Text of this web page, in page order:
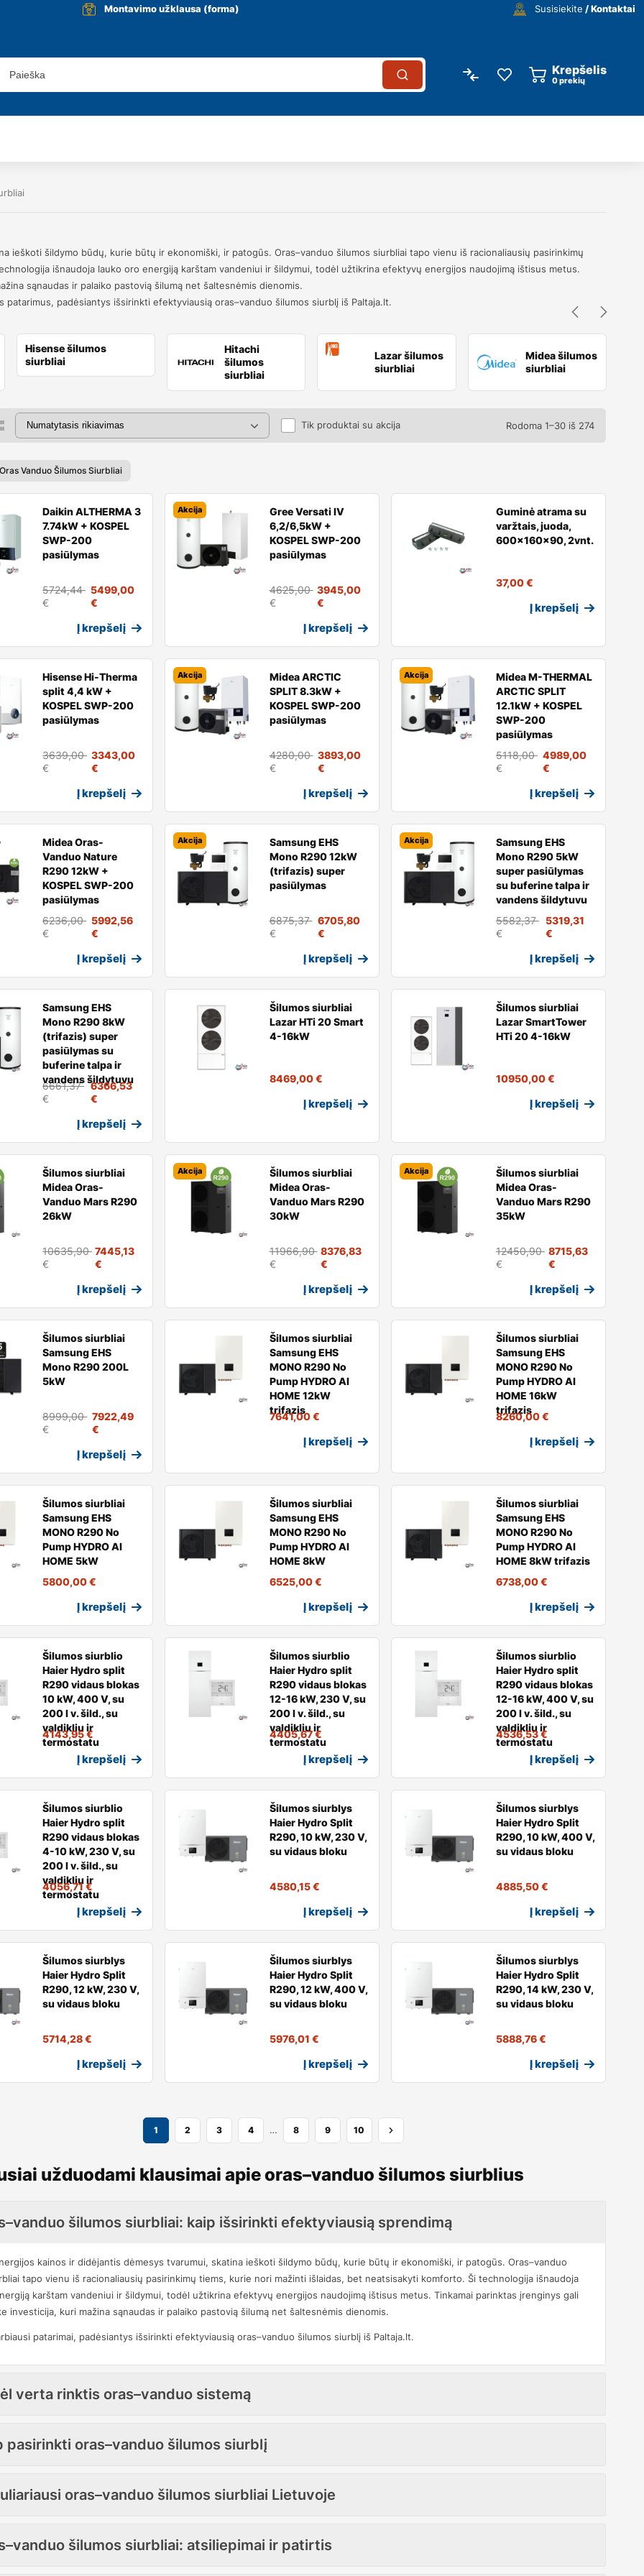
Montavimo užklausa (forma) Susisiekite / Kontaktai
Krepšelis
0prekių
ieškoti šildymo būdų, kurie būtų ir ekonomiški, ir patogūs. Oras–vanduo šilumos siurbliai tapo vienu iš racionaliausių pasirinkimų
išnaudoja lauko oro energiją karštam vandeniui ir šildymui, todėl užtikrina efektyvų energijos naudojimą ištisus metus.
sąnaudas ir palaiko pastovią šilumą net šaltesnėmis dienomis.
padėsiantys išsirinkti efektyviausią oras–vanduo šilumos siurblį iš Paltaja.lt.
Hisense šilumos
siurbliai
Hitachi
šilumos
siurbliai
Lazar šilumos
siurbliai
Midea šilumos
siurbliai
Tik produktai su akcija Rodoma 1–30 iš 274
Vanduo Šilumos Siurbliai
Daikin ALTHERMA 3
7.74kW + KOSPEL
SWP-200
pasiūlymas
5724,44
€
5499,00
€
Į krepšelį
Akcija
Gree Versati IV
6,2/6,5kW +
KOSPEL SWP-200
pasiūlymas
4625,00
€
3945,00
€
Į krepšelį
Guminė atrama su
varžtais, juoda,
600x160x90, 2vnt.
37,00€
Į krepšelį
Hisense Hi-Therma
split 4,4 kW +
KOSPEL SWP-200
pasiūlymas
3639,00
€
3343,00
€
Į krepšelį
Akcija
Midea ARCTIC
SPLIT 8.3kW +
KOSPEL SWP-200
pasiūlymas
4280,00
€
3893,00
€
Į krepšelį
Akcija
Midea M-THERMAL
ARCTIC SPLIT
12.1kW + KOSPEL
SWP-200
pasiūlymas
5118,00
€
4989,00
€
Į krepšelį
Midea Oras-
Vanduo Nature
R290 12kW +
KOSPEL SWP-200
pasiūlymas
6236,00
€
5992,56
€
Į krepšelį
Akcija
Samsung EHS
Mono R290 12kW
(trifazis) super
pasiūlymas
6875,37
€
6705,80
€
Į krepšelį
Akcija
Samsung EHS
Mono R290 5kW
super pasiūlymas
su buferine talpa ir
vandens šildytuvu
5582,37
€
5319,31
€
Į krepšelį
Samsung EHS
Mono R290 8kW
(trifazis) super
pasiūlymas su
buferine talpa ir
vandens šildytuvu
6661,37
€
6366,53
€
Į krepšelį
Šilumos siurbliai
Lazar HTi 20 Smart
4-16kW
8469,00€
Į krepšelį
Šilumos siurbliai
Lazar SmartTower
HTi 20 4-16kW
10950,00€
Į krepšelį
Šilumos siurbliai
Midea Oras-
Vanduo Mars R290
26kW
10635,90
€
7445,13
€
Į krepšelį
Akcija
Šilumos siurbliai
Midea Oras-
Vanduo Mars R290
30kW
11966,90
€
8376,83
€
Į krepšelį
Akcija
Šilumos siurbliai
Midea Oras-
Vanduo Mars R290
35kW
12450,90
€
8715,63
€
Į krepšelį
Šilumos siurbliai
Samsung EHS
Mono R290 200L
5kW
8999,00
€
7922,49
€
Į krepšelį
Šilumos siurbliai
Samsung EHS
MONO R290 No
Pump HYDRO AI
HOME 12kW
trifazis
7641,00€
Į krepšelį
Šilumos siurbliai
Samsung EHS
MONO R290 No
Pump HYDRO AI
HOME 16kW
trifazis
8260,00€
Į krepšelį
Šilumos siurbliai
Samsung EHS
MONO R290 No
Pump HYDRO AI
HOME 5kW
5800,00€
Į krepšelį
Šilumos siurbliai
Samsung EHS
MONO R290 No
Pump HYDRO AI
HOME 8kW
6525,00€
Į krepšelį
Šilumos siurbliai
Samsung EHS
MONO R290 No
Pump HYDRO AI
HOME 8kW trifazis
6738,00€
Į krepšelį
Šilumos siurblio
Haier Hydro split
R290 vidaus blokas
10 kW, 400 V, su
200 l v. šild., su
valdikliu ir
termostatu
4143,95€
Į krepšelį
Šilumos siurblio
Haier Hydro split
R290 vidaus blokas
12-16 kW, 230 V, su
200 l v. šild., su
valdikliu ir
termostatu
4405,67€
Į krepšelį
Šilumos siurblio
Haier Hydro split
R290 vidaus blokas
12-16 kW, 400 V, su
200 l v. šild., su
valdikliu ir
termostatu
4536,53€
Į krepšelį
Šilumos siurblio
Haier Hydro split
R290 vidaus blokas
4-10 kW, 230 V, su
200 l v. šild., su
valdikliu ir
termostatu
4056,71€
Į krepšelį
Šilumos siurblys
Haier Hydro Split
R290, 10 kW, 230 V,
su vidaus bloku
4580,15€
Į krepšelį
Šilumos siurblys
Haier Hydro Split
R290, 10 kW, 400 V,
su vidaus bloku
4885,50€
Į krepšelį
Šilumos siurblys
Haier Hydro Split
R290, 12 kW, 230 V,
su vidaus bloku
5714,28€
Į krepšelį
Šilumos siurblys
Haier Hydro Split
R290, 12 kW, 400 V,
su vidaus bloku
5976,01 €
Į krepšelį
Šilumos siurblys
Haier Hydro Split
R290, 14 kW, 230 V,
su vidaus bloku
5888,76€
Į krepšelį
1 2 3 4 … 8 9 10
užduodami klausimai apie oras–vanduo šilumos siurblius
šilumos siurbliai: kaip išsirinkti efektyviausią sprendimą
kainos ir didėjantis dėmesys tvarumui, skatina ieškoti šildymo būdų, kurie būtų ir ekonomiški, ir patogūs. Oras–vanduo
tapo vienu iš racionaliausių pasirinkimų tiems, kurie nori mažinti išlaidas, bet neatsisakyti komforto. Ši technologija išnaudoja
karštam vandeniui ir šildymui, todėl užtikrina efektyvų energijos naudojimą ištisus metus. Tinkamai parinktas įrenginys gali
investicija, kuri mažina sąnaudas ir palaiko pastovią šilumą net šaltesnėmis dienomis.
patarimai, padėsiantys išsirinkti efektyviausią oras–vanduo šilumos siurblį iš Paltaja.lt.
verta rinktis oras–vanduo sistemą
pasirinkti oras–vanduo šilumos siurblį
oras–vanduo šilumos siurbliai Lietuvoje
šilumos siurbliai: atsiliepimai ir patirtis